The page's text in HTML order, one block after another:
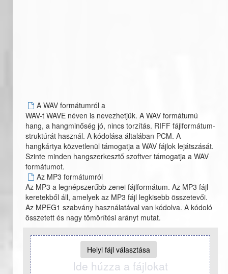
A WAV formátumról a
WAV-t WAVE néven is nevezhetjük. A WAV formátumú
hang, a hangminőség jó, nincs torzítás. RIFF fájlformátum-
struktúrát használ. A kódolása általában PCM. A
hangkártya közvetlenül támogatja a WAV fájlok lejátszását.
Szinte minden hangszerkesztő szoftver támogatja a WAV
formátumot.
Az MP3 formátumról
Az MP3 a legnépszerűbb zenei fájlformátum. Az MP3 fájl
keretekből áll, amelyek az MP3 fájl legkisebb összetevői.
Az MPEG1 szabvány használatával van kódolva. A kódoló
összetett és nagy tömörítési arányt mutat.
Helyi fájl választása
Ide húzza a fájlokat